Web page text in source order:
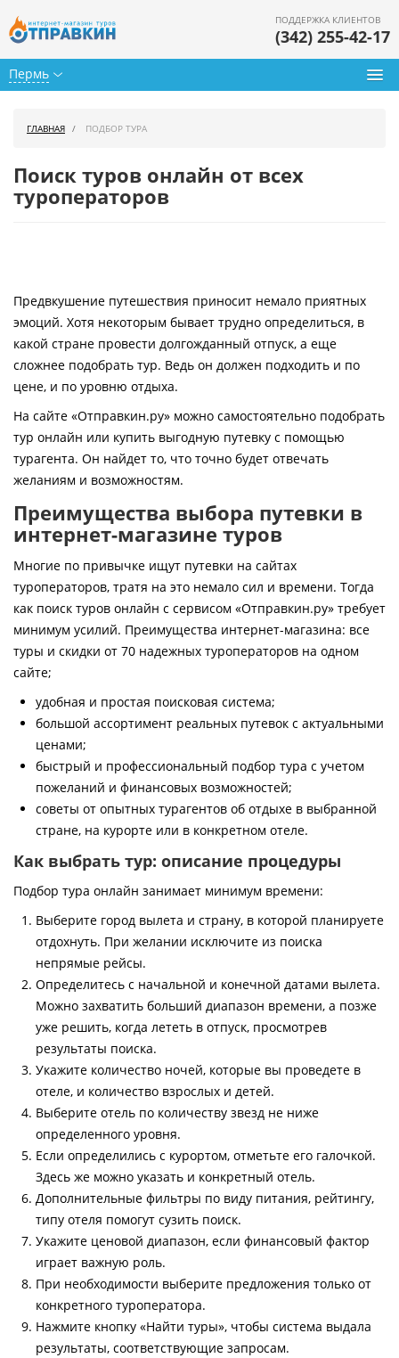
Пермь
ПОДДЕРЖКА КЛИЕНТОВ
(342) 255-42-17
Горящие туры
Страны
Как купить
Контакты
ГЛАВНАЯ ПОДБОР ТУРА
Поиск туров онлайн от всех
туроператоров
Предвкушение путешествия приносит немало приятных
эмоций. Хотя некоторым бывает трудно определиться, в
какой стране провести долгожданный отпуск, а еще
сложнее подобрать тур. Ведь он должен подходить и по
цене, и по уровню отдыха.
На сайте «Отправкин.ру» можно самостоятельно подобрать
тур онлайн или купить выгодную путевку с помощью
турагента. Он найдет то, что точно будет отвечать
желаниям и возможностям.
Преимущества выбора путевки в
интернет-магазине туров
Многие по привычке ищут путевки на сайтах
туроператоров, тратя на это немало сил и времени. Тогда
как поиск туров онлайн с сервисом «Отправкин.ру» требует
минимум усилий. Преимущества интернет-магазина: все
туры и скидки от 70 надежных туроператоров на одном
сайте;
удобная и простая поисковая система;
большой ассортимент реальных путевок с актуальными
ценами;
быстрый и профессиональный подбор тура с учетом
пожеланий и финансовых возможностей;
советы от опытных турагентов об отдыхе в выбранной
стране, на курорте или в конкретном отеле.
Как выбрать тур: описание процедуры
Подбор тура онлайн занимает минимум времени:
Выберите город вылета и страну, в которой планируете
отдохнуть. При желании исключите из поиска
непрямые рейсы.
Определитесь с начальной и конечной датами вылета.
Можно захватить больший диапазон времени, а позже
уже решить, когда лететь в отпуск, просмотрев
результаты поиска.
Укажите количество ночей, которые вы проведете в
отеле, и количество взрослых и детей.
Выберите отель по количеству звезд не ниже
определенного уровня.
Если определились с курортом, отметьте его галочкой.
Здесь же можно указать и конкретный отель.
Дополнительные фильтры по виду питания, рейтингу,
типу отеля помогут сузить поиск.
Укажите ценовой диапазон, если финансовый фактор
играет важную роль.
При необходимости выберите предложения только от
конкретного туроператора.
Нажмите кнопку «Найти туры», чтобы система выдала
результаты, соответствующие запросам.